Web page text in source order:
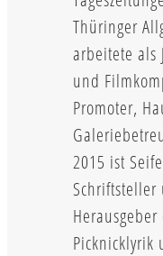
Thüringer
arbeitete als
und
Promoter,
2015 ist
Schriftsteller
Picknicklyrik